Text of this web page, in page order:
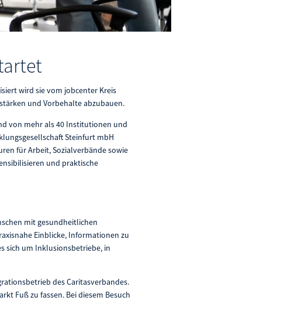
wird sie vom jobcenter Kreis
und Vorbehalte abzubauen.
von mehr als 40 Institutionen und
Steinfurt mbH
für Arbeit, Sozialverbände sowie
und praktische
mit gesundheitlichen
Einblicke, Informationen zu
sich um Inklusionsbetriebe, in
des Caritasverbandes.
Fuß zu fassen. Bei diesem Besuch